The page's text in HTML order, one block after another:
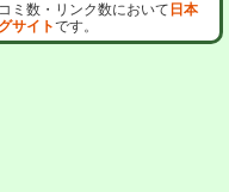
ミ数・リンク数において 日本
サイトです。